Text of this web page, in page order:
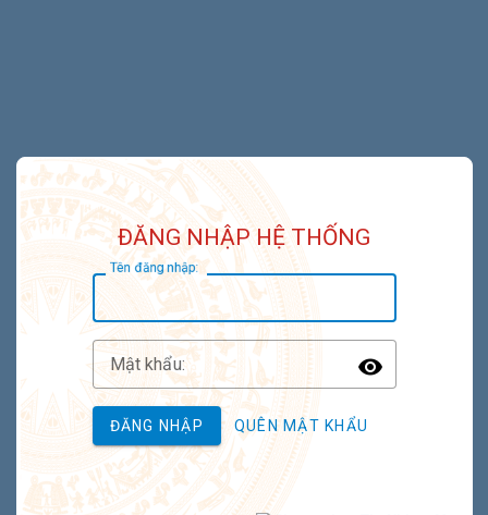
ĐĂNG NHẬP HỆ THỐNG
Tên đăng nhập:
Mật khẩu:
Toggle
ĐĂNG NHẬP QUÊN MẬT KHẨU